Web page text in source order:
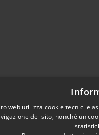
- 50122 Firenze
Pec:
IPA
web utilizza cookie tecnici e
del sito, nonché un